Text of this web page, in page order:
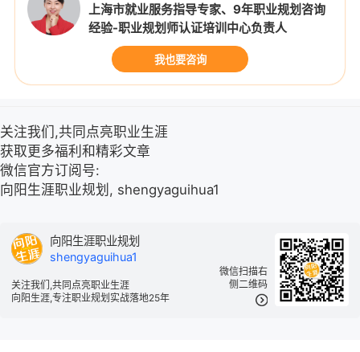
上海市就业服务指导专家、9年职业规划咨询
经验-职业规划师认证培训中心负责人
我也要咨询
关注我们,共同点亮职业生涯
获取更多福利和精彩文章
微信官方订阅号:
向阳生涯职业规划, shengyaguihua1
微信扫描右
侧二维码
向阳生涯职业规划
shengyaguihua1
关注我们,共同点亮职业生涯
向阳生涯,专注职业规划实战落地25年